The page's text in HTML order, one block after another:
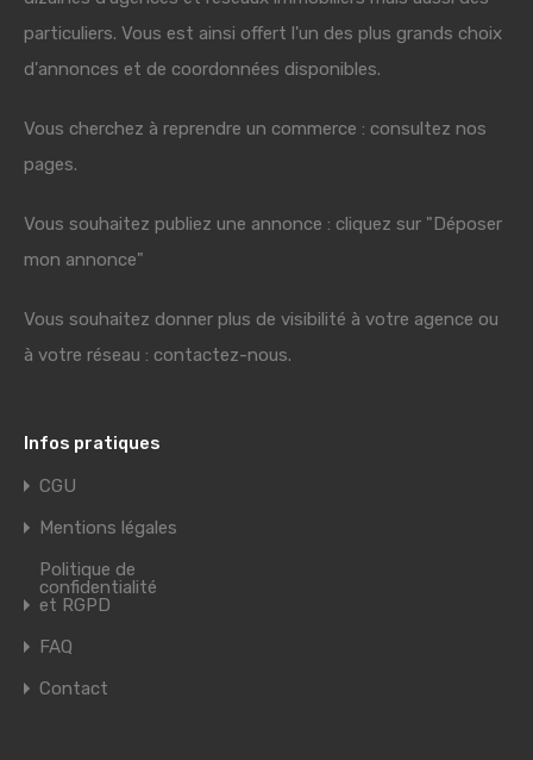
particuliers. Vous est ainsi offert l'un des plus grands choix
d'annonces et de coordonnées disponibles.
Vous cherchez à reprendre un commerce : consultez nos
pages.
Vous souhaitez publiez une annonce : cliquez sur "Déposer
mon annonce"
Vous souhaitez donner plus de visibilité à votre agence ou
à votre réseau : contactez-nous.
Infos pratiques
CGU
Mentions légales
Politique de
confidentialité
et RGPD
FAQ
Contact